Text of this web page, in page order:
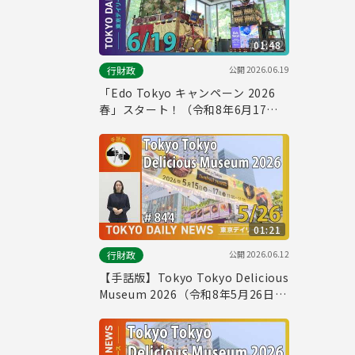
01:48
行財政
公開2026.06.19
「Edo Tokyo キャンペーン 2026
春」スタート！（令和8年6月17日
01:21
行財政
公開2026.06.12
【手話版】Tokyo Tokyo Delicious
Museum 2026（令和8年5月26日